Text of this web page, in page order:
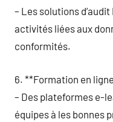
– Les solutions
activités liées aux
conformités.
6. **Formation en
– Des plateformes e-
équipes à les bonnes